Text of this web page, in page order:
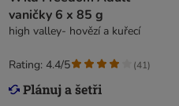
vaničky 6 x 85 g
high valley- hovězí a kuřecí
Rating: 4.4/5 (41)